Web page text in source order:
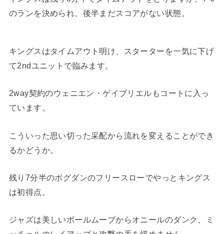
のランを決められ、後半まだスコアがない状態。
キングスはタイムアウト明け、スターターを一気に下げ
て2ndユニットで臨みます。
2way契約のウェニエン・ゲイブリエルもコートに入っ
ています。
こういった思い切った采配から流れを変えることができ
るかどうか。
残り7分半のボグダンのフリースローでやっとキングス
は初得点。
ジャズは美しいボールムーブからオニールのダンク、ミ